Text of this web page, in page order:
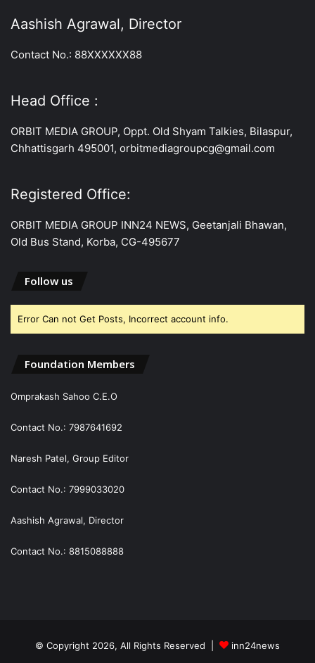
Aashish Agrawal, Director
Contact No.: 88XXXXXX88
Head Office :
ORBIT MEDIA GROUP, Oppt. Old Shyam Talkies, Bilaspur,
Chhattisgarh 495001, orbitmediagroupcg@gmail.com
Registered Office:
ORBIT MEDIA GROUP INN24 NEWS, Geetanjali Bhawan,
Old Bus Stand, Korba, CG-495677
Follow us
Error Can not Get Posts, Incorrect account info.
Foundation Members
Omprakash Sahoo C.E.O
Contact No.: 7987641692
Naresh Patel, Group Editor
Contact No.: 7999033020
Aashish Agrawal, Director
Contact No.: 8815088888
© Copyright 2026, All Rights Reserved |
inn24news